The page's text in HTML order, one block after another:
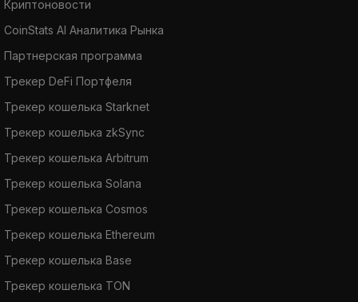
Криптоновости
CoinStats AI Аналитика Рынка
Партнерская программа
Трекер DeFi Портфеля
Трекер кошелька Starknet
Трекер кошелька zkSync
Трекер кошелька Arbitrum
Трекер кошелька Solana
Трекер кошелька Cosmos
Трекер кошелька Ethereum
Трекер кошелька Base
Трекер кошелька TON